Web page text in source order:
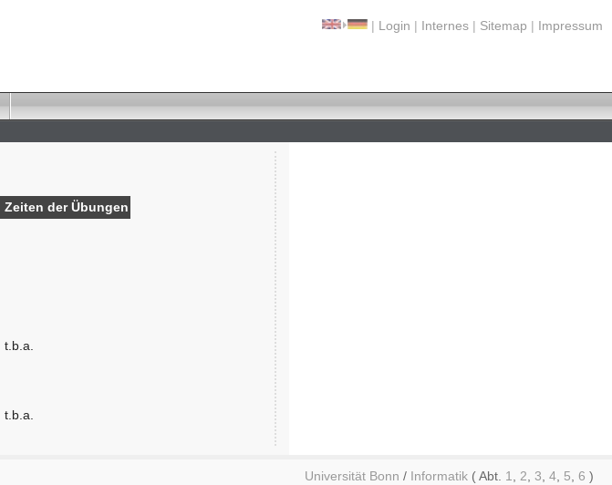
| Login | Internes | Sitemap | Impressum
Zeiten der Übungen
t.b.a.
t.b.a.
Universität Bonn / Informatik ( Abt. 1 2 3 4 5 6 )